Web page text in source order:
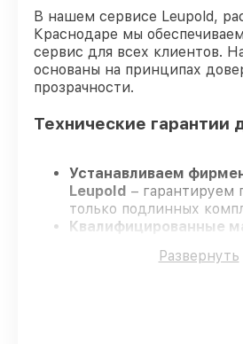
В нашем сервисе Leupold,
Краснодаре мы
сервис для всех клиентов.
основаны на принципах
прозрачности.
Технические гарантии
Устанавливаем
Leupold – гарантируем
только подлинных
Квалифицированные
подтверждает уровень
Развернуть